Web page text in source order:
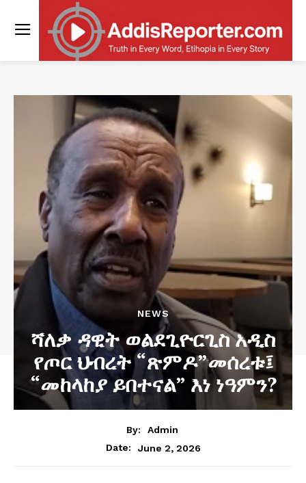
NEWS
ሻለቃ ዳዊት ወልደጊዮርጊስ አዲስ
የጦር ህብረት “ጽምዶ”መሰረቱ፤
“መከላከያ ይበተናል” እነ ነዓምን?
By:
Admin
Date:
June 2, 2026